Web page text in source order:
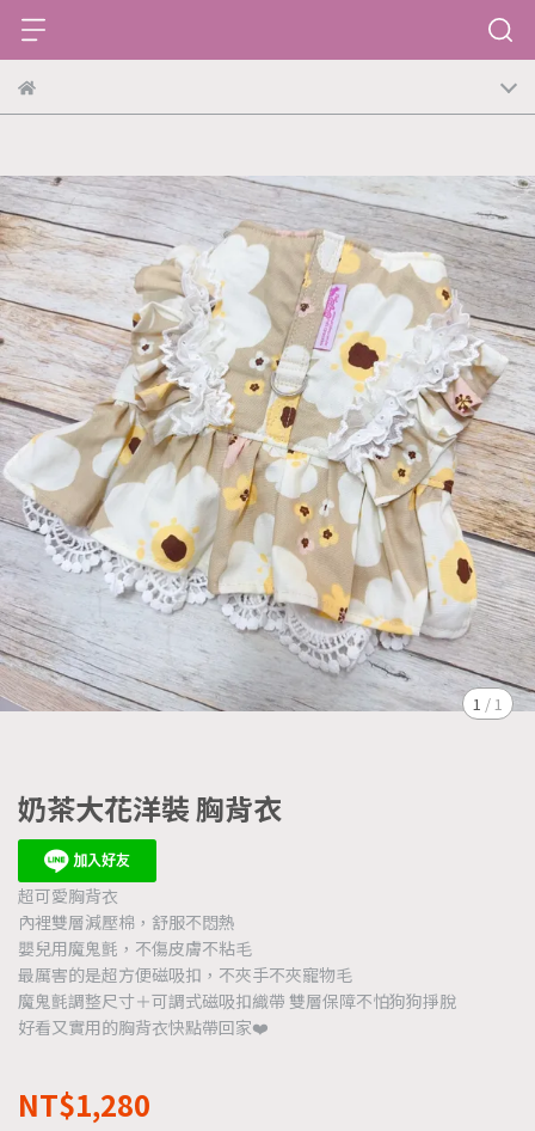
1 / 1
奶茶大花洋裝 胸背衣
超可愛胸背衣
內裡雙層減壓棉，舒服不悶熱
嬰兒用魔鬼氈，不傷皮膚不粘毛
最厲害的是超方便磁吸扣，不夾手不夾寵物毛
魔鬼氈調整尺寸＋可調式磁吸扣織帶 雙層保障不怕狗狗掙脫
好看又實用的胸背衣快點帶回家❤️
NT$1,280